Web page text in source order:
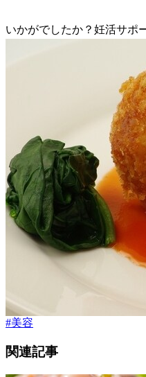
いかがでしたか？妊活サポ
#美容
関連記事